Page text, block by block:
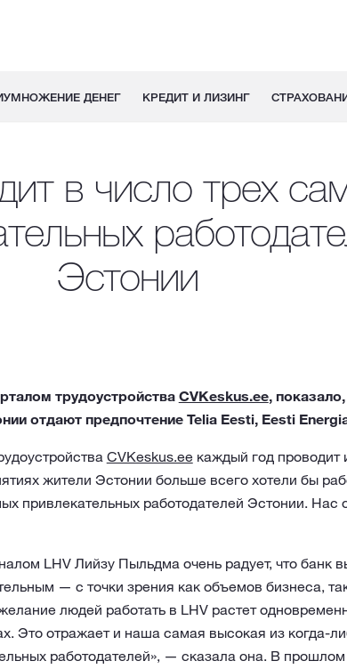
ДЕНЕГ КРЕДИТ И ЛИЗИНГ
в число трех
Эстонии
трудоустройства CVKeskus.ee,
отдают предпочтение Telia Eesti, Eesti
CVKeskus.eeкаждый год проводит
жители Эстонии больше всего хотели бы
привлекательных работодателей Эстонии. Нас
LHV Лийзу Пыльдма очень радует, что банк
— с точки зрения как объемов бизнеса,
людей работать в LHV растет
Это отражает и наша самая высокая из когда-
работодателей», — сказала она. В